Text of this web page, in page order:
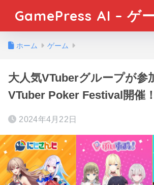
GamePress AI – ゲ
ホーム ゲーム
大人気VTuberグループが参
VTuber Poker Festival開催！
2024年4月22日